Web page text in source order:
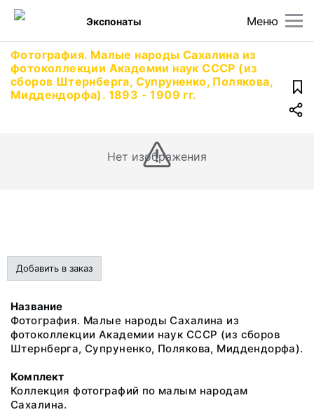
Меню
Экспонаты
Фотография. Малые народы Сахалина из
фотоколлекции Академии наук СССР (из
сборов Штернберга, Супруненко, Полякова,
Миддендорфа). 1893 - 1909 гг.
Нет изображения
Добавить в заказ
Название
Фотография. Малые народы Сахалина из
фотоколлекции Академии наук СССР (из сборов
Штернберга, Супруненко, Полякова, Миддендорфа).
Комплект
Коллекция фотографий по малым народам
Сахалина.